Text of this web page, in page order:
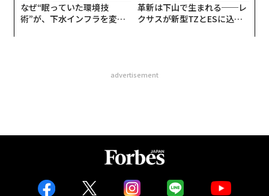
なぜ“眠っていた環境技
術”が、下水インフラを変え
革新は下山で生まれる──レ
クサスが新型TZとESに込め
advertisement